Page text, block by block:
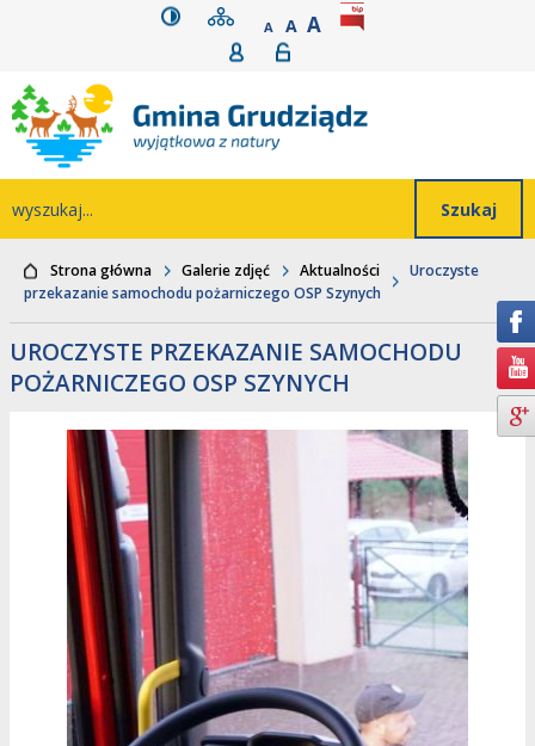
Przejdź do głównego
Przejdź do treści
Przejdź do
wyszukiwarki
Przejdź do mapywersja kontrastowa
mapa serwisu
A POMNIEJSZ CZCIONKĘ
A STANDARDOWY ROZMIAR
A POWIĘKSZ
rozmiar czcionki
Rejestracja
Strona główna Galerie zdjęć Aktualności
Uroczyste
przekazanie samochodu pożarniczego OSP Szynych
UROCZYSTE PRZEKAZANIE SAMOCHODU
POŻARNICZEGO OSP SZYNYCH